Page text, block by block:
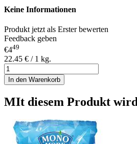
Keine Informationen
Produkt jetzt als Erster bewerten
Feedback geben
€449
22.45 € / 1 kg.
In den Warenkorb
MIt diesem Produkt